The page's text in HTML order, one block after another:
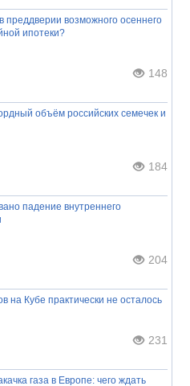
преддверии возможного осеннего
ипотеки?
148
объём российских семечек и
184
падение внутреннего
204
на Кубе практически не осталось
231
газа в Европе: чего ждать